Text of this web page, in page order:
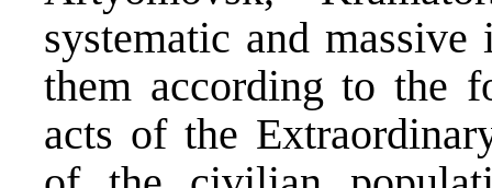
systematic and
them according to the
acts of the